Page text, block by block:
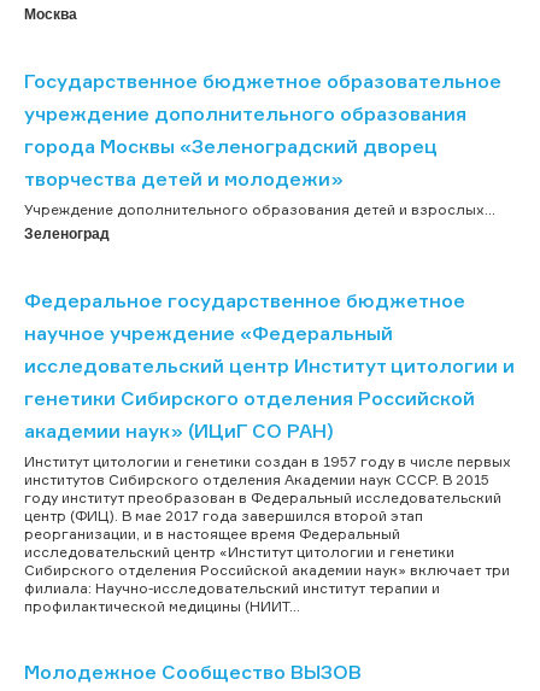
Москва
Государственное бюджетное образовательное
учреждение дополнительного образования
города Москвы «Зеленоградский дворец
творчества детей и молодежи»
Учреждение дополнительного образования детей и взрослых...
Зеленоград
Федеральное государственное бюджетное
научное учреждение «Федеральный
исследовательский центр Институт цитологии и
генетики Сибирского отделения Российской
академии наук» (ИЦиГ СО РАН)
Институт цитологии и генетики создан в 1957 году в числе первых
институтов Сибирского отделения Академии наук СССР. В 2015
году институт преобразован в Федеральный исследовательский
центр (ФИЦ). В мае 2017 года завершился второй этап
реорганизации, и в настоящее время Федеральный
исследовательский центр «Институт цитологии и генетики
Сибирского отделения Российской академии наук» включает три
филиала: Научно-исследовательский институт терапии и
профилактической медицины (НИИТ...
Молодежное Сообщество ВЫЗОВ